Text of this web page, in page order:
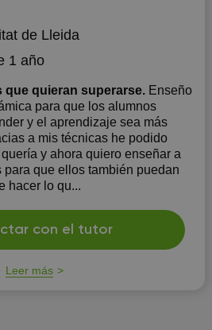
de Lleida
1 año
que quieran superarse. Enseño
para que los alumnos
y el aprendizaje sea más
a mis técnicas he podido
quería y ahora quiero enseñar a
para que ellos también puedan
hacer lo qu...
con el tutor
Leer más